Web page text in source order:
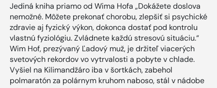
Jediná kniha priamo od Wima Hofa „Dokážete doslova
nemožné. Môžete prekonať chorobu, zlepšiť si psychické
zdravie aj fyzický výkon, dokonca dostať pod kontrolu
vlastnú fyziológiu. Zvládnete každú stresovú situáciu.“
Wim Hof, prezývaný Ľadový muž, je držiteľ viacerých
svetových rekordov vo vytrvalosti a pobyte v chlade.
Vyšiel na Kilimandžáro iba v šortkách, zabehol
polmaratón za polárnym kruhom naboso, stál v nádobe